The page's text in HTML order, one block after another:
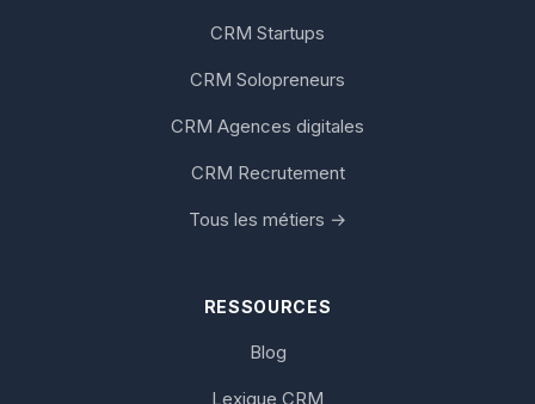
CRM Startups
CRM Solopreneurs
CRM Agences digitales
CRM Recrutement
Tous les métiers →
RESSOURCES
Blog
Lexique CRM